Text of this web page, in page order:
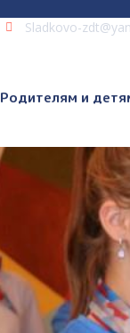
Sladkovo-
Родителям и